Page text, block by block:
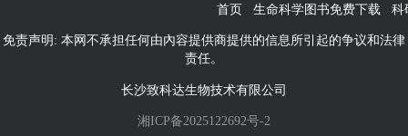
首页 生命科学图书免费下载 科
免责声明: 本网不承担任何由內容提供商提供的信息所引起的争议和法律
责任。
长沙致科达生物技术有限公司
湘ICP备2025122692号-2